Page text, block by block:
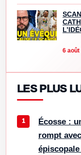
6 août
LES PLUS
Écosse :
rompt